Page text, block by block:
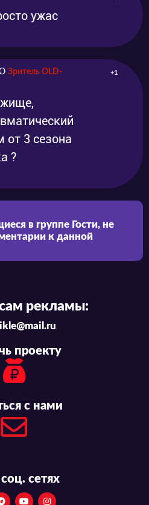
ужас
Зритель OLD-
+1
от 3 сезона
?
в группе Гости, не
к данной
рекламы:
проекту
с нами
сетях